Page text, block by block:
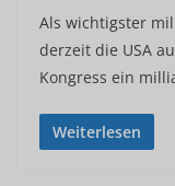
Als wichtigster
derzeit die USA
Kongress ein
Weiterlesen